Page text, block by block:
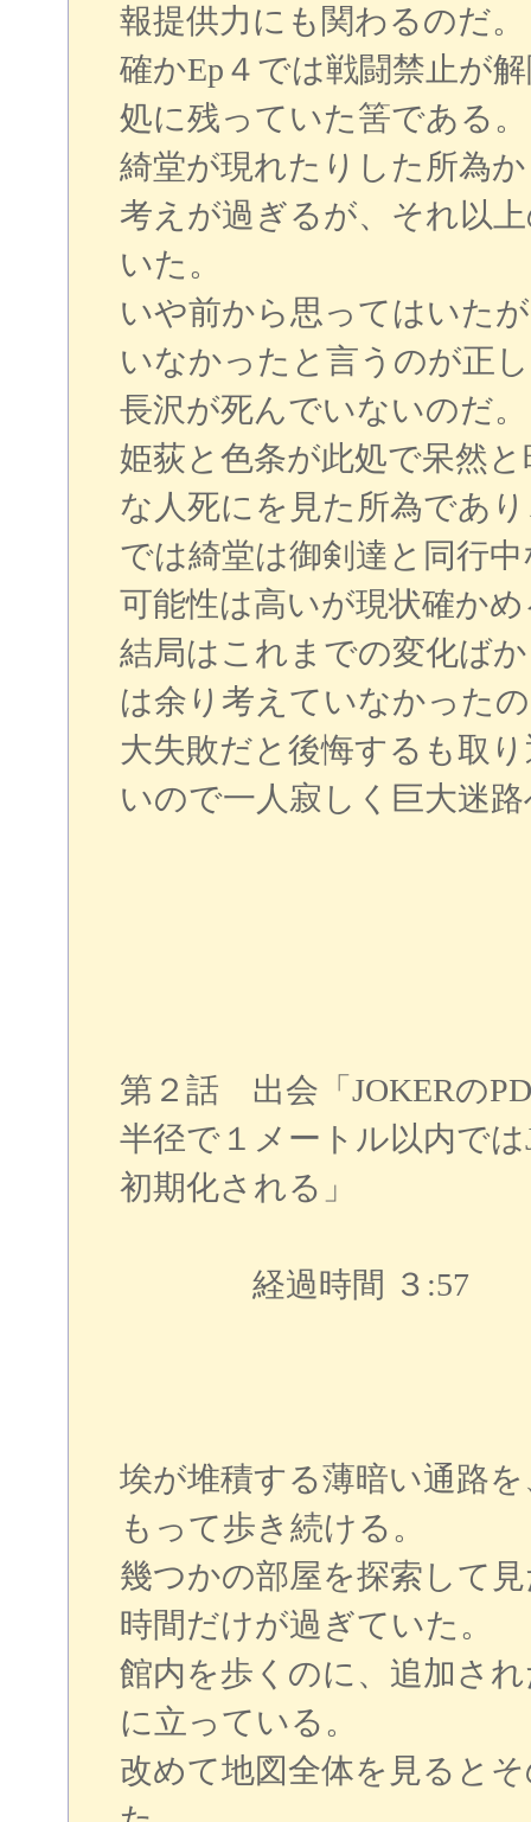
報提供力にも関わるのだ。
確かEp４では戦闘禁止が
処に残っていた筈である。
綺堂が現れたりした所為
考えが過ぎるが、それ以
いた。
いや前から思ってはいた
いなかったと言うのが正
長沢が死んでいないのだ。
姫荻と色条が此処で呆然
な人死にを見た所為であ
では綺堂は御剣達と同行
可能性は高いが現状確か
結局はこれまでの変化ば
は余り考えていなかった
大失敗だと後悔するも取
いので一人寂しく巨大迷
第２話 出会「JOKERの
半径で１メートル以内で
初期化される」
経過時間 ３:57
埃が堆積する薄暗い通路
もって歩き続ける。
幾つかの部屋を探索して
時間だけが過ぎていた。
館内を歩くのに、追加さ
に立っている。
改めて地図全体を見ると